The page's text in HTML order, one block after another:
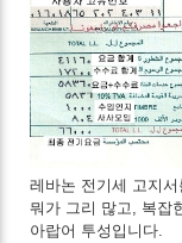
레바논 전기세 고지
뭐가 그리 많고, 복잡
아랍어 투성입니다.